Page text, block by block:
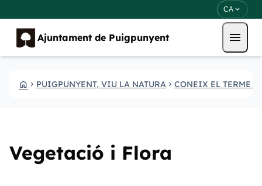
CA expand_more
Ajuntament de Puigpunyent menu
HOME CHEVRON_RIGHT PUIGPUNYENT, VIU LA NATURA CHEVRON_RIGHT CONEIX EL TERME
Vegetació i Flora